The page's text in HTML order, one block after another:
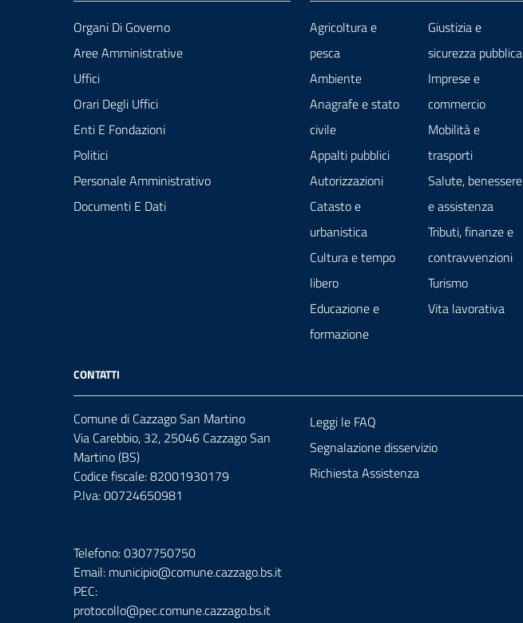
Organi Di Governo
Aree Amministrative
Uffici
Orari Degli Uffici
Enti E Fondazioni
Politici
Personale Amministrativo
Documenti E Dati
Agricoltura e
pesca
Ambiente
Anagrafe e stato
civile
Appalti pubblici
Autorizzazioni
Catasto e
urbanistica
Cultura e tempo
libero
Educazione e
formazione
Giustizia e
sicurezza pubblica
Imprese e
commercio
Mobilità e
trasporti
Salute, benessere
e assistenza
Tributi, finanze e
contravvenzioni
Turismo
Vita lavorativa
CONTATTI
Comune di Cazzago San Martino
Via Carebbio, 32, 25046 Cazzago San
Martino (BS)
Codice fiscale: 82001930179
P.Iva: 00724650981
Telefono: 0307750750
Email: municipio@comune.cazzago.bs.it
PEC:
protocollo@pec.comune.cazzago.bs.it
Leggi le FAQ
Segnalazione disservizio
Richiesta Assistenza